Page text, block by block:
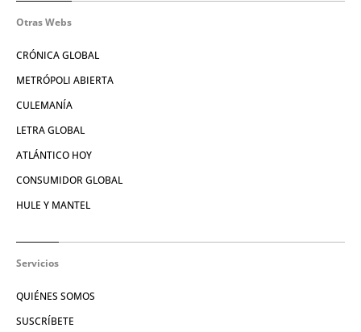
Otras Webs
CRÓNICA GLOBAL
METRÓPOLI ABIERTA
CULEMANÍA
LETRA GLOBAL
ATLÁNTICO HOY
CONSUMIDOR GLOBAL
HULE Y MANTEL
Servicios
QUIÉNES SOMOS
SUSCRÍBETE